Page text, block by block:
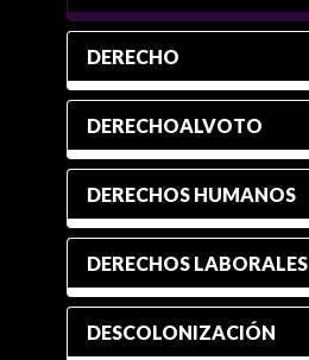
DERECHO
DERECHOALVOTO
DERECHOS HUMANOS
DERECHOS LABORALES
DESCOLONIZACIÓN